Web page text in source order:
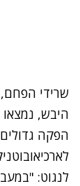
שרידי
היבש,
הפקה
לנגוט: